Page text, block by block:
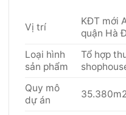
Vị trí
KĐT mới
quận Hà
Loại hình
sản phẩm
Tổ hợp
Quy mô
dự án